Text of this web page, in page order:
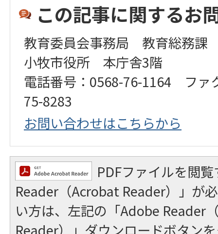
この記事に関するお
教育委員会事務局 教育総務
小牧市役所 本庁舎3階
電話番号：0568-76-1164 ファ
75-8283
お問い合わせはこちらから
PDFファイルを閲
Reader（Acrobat Reader）」が
い方は、左記の「Adobe Reader
Reader）」ダウンロードボタン